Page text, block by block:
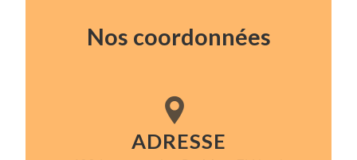
Nos coordonnées
ADRESSE